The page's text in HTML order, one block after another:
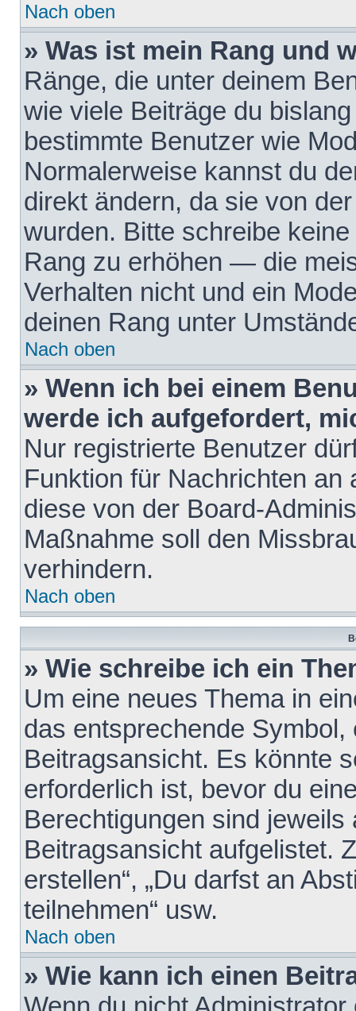
Nach oben
» Was ist mein Rang und
Ränge, die unter deinem
wie viele Beiträge du
bestimmte Benutzer wie
Normalerweise kannst du
direkt ändern, da sie von
wurden. Bitte schreibe
Rang zu erhöhen — die
Verhalten nicht und ein
deinen Rang unter
Nach oben
» Wenn ich bei einem
werde ich aufgefordert,
Nur registrierte Benutzer
Funktion für Nachrichten
diese von der Board-
Maßnahme soll den
verhindern.
Nach oben
» Wie schreibe ich ein
Um eine neues Thema in
das entsprechende
Beitragsansicht. Es könnte
erforderlich ist, bevor du
Berechtigungen sind
Beitragsansicht aufgelistet.
erstellen“, „Du darfst an
teilnehmen“ usw.
Nach oben
» Wie kann ich einen